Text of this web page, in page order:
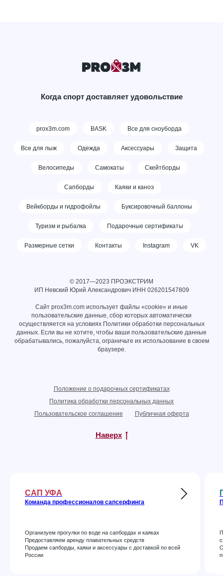
Когда спорт доставляет удовольствие
prox3m.com BASK Все для сноуборда
Все для лыж Одежда Аксессуары Защита
Велосипеды Самокаты Скейтборды
Сапборды Каяки и каноэ
Вейкборды и гидрофойлы Буксировочный баллоны
Туризм и рыбалка Подарочные сертификаты
Размерные сетки Контакты Instagram VK
© 2017—2023 ПРОЭКСТРИМ
ИП Невский Юрий Александрович ИНН 026201547809
Сайт prox3m.com использует файлы «cookie» и иные
пользовательские данные, сбор которых автоматически
осуществляется на условиях Политики обработки персональных
данных. Если вы не хотите, чтобы ваши пользовательские данные
обрабатывались, пожалуйста, ограничьте их использование в своем
браузере.
Положение о подарочных сертификатах
Политика обработки персональных данных
Пользовательское соглашение
Публичная оферта
Наверх
САП УФА
Команда профессионалов сапсерфинга
Организуем прогулки по воде на сапбордах и каяках
Предоставляем аренду плавательных средств
Продаем сапборды, каяки и аксессуары с доставкой по всей
России